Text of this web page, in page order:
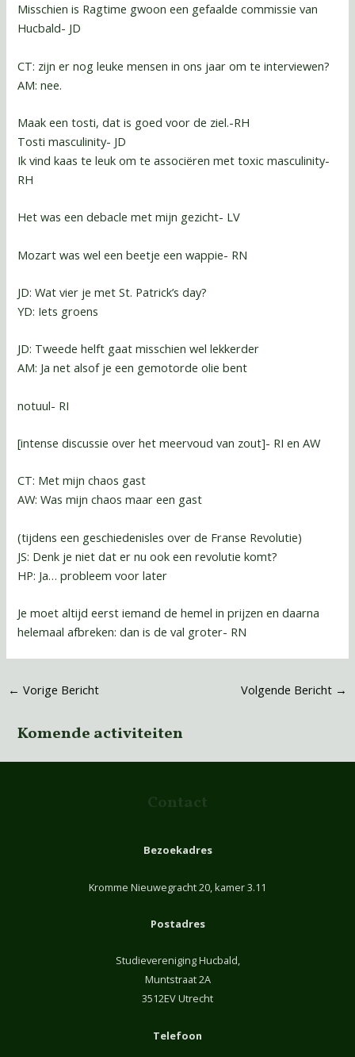
Misschien is Ragtime gwoon een gefaalde commissie van
Hucbald- JD
CT: zijn er nog leuke mensen in ons jaar om te interviewen?
AM: nee.
Maak een tosti, dat is goed voor de ziel.-RH
Tosti masculinity- JD
Ik vind kaas te leuk om te associëren met toxic masculinity-
RH
Het was een debacle met mijn gezicht- LV
Mozart was wel een beetje een wappie- RN
JD: Wat vier je met St. Patrick’s day?
YD: Iets groens
JD: Tweede helft gaat misschien wel lekkerder
AM: Ja net alsof je een gemotorde olie bent
notuul- RI
[intense discussie over het meervoud van zout]- RI en AW
CT: Met mijn chaos gast
AW: Was mijn chaos maar een gast
(tijdens een geschiedenisles over de Franse Revolutie)
JS: Denk je niet dat er nu ook een revolutie komt?
HP: Ja… probleem voor later
Je moet altijd eerst iemand de hemel in prijzen en daarna
helemaal afbreken: dan is de val groter- RN
← Vorige Bericht Volgende Bericht →
Komende activiteiten
Contact
Bezoekadres
Kromme Nieuwegracht 20, kamer 3.11
Postadres
Studievereniging Hucbald,
Muntstraat 2A
3512EV Utrecht
Telefoon